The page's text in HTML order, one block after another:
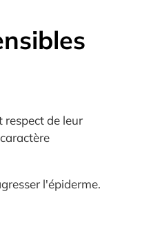
respect de leur
l'épiderme.